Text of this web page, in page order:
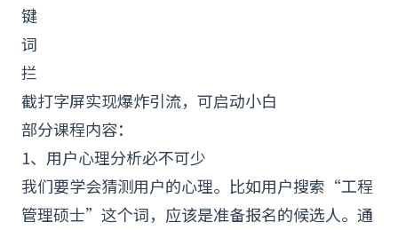
键
词
拦
截打字屏实现爆炸引流，可启动小白
部分课程内容：
1、用户心理分析必不可少
我们要学会猜测用户的心理。比如用户搜索“工程
管理硕士”这个词，应该是准备报名的候选人。通